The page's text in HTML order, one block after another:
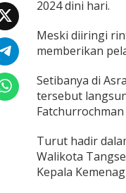
2024 dini hari.
Meski diiringi
memberikan
Setibanya di
tersebut
Turut hadir
Walikota
Kepala